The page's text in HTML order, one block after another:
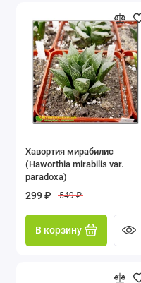
Хавортия мирабилис
(Haworthia mirabilis var.
paradoxa)
299 ₽ 549 ₽
В корзину